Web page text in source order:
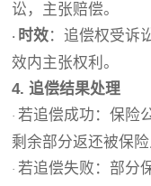
讼，主张赔偿。
· 时效：追偿权受诉
效内主张权利。
4. 追偿结果处理
·若追偿成功：保险
剩余部分返还被保险
·若追偿失败：部分